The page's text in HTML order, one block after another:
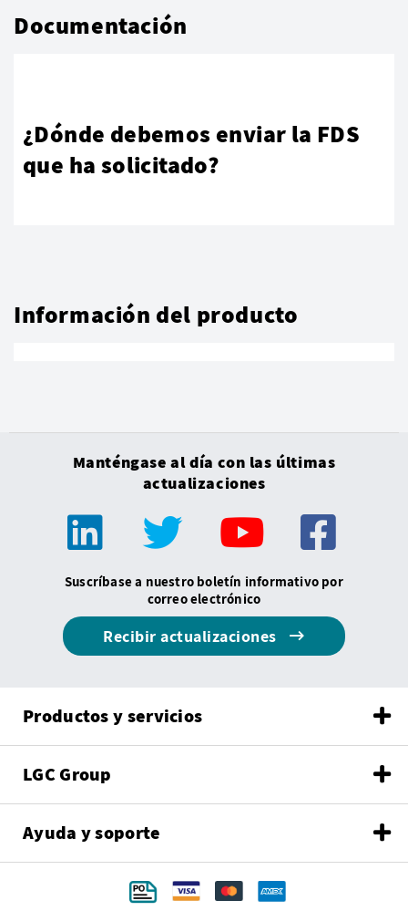
Documentación
¿Dónde debemos enviar la FDS
que ha solicitado?
Información del producto
Manténgase al día con las últimas
actualizaciones
Suscríbase a nuestro boletín informativo por
correo electrónico
Recibir actualizaciones
Productos y servicios
LGC Group
Ayuda y soporte